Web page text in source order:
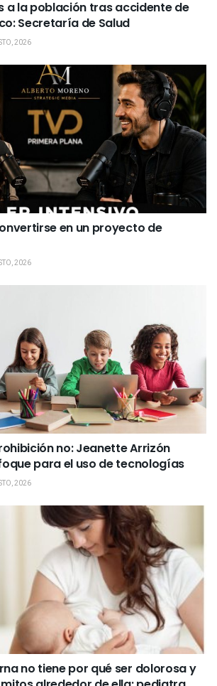
a la población tras accidente de
Secretaría de Salud
2026
en un proyecto de
2026
no: Jeanette Arrizón
para el uso de tecnologías
2026
no tiene por qué ser dolorosa y